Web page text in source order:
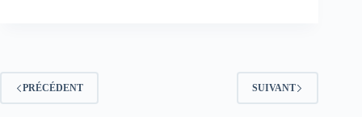
PRÉCÉDENT SUIVANT